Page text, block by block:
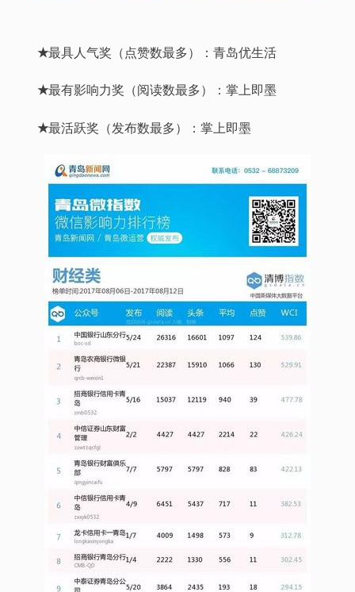
★最具人气奖（点赞数最多）：青岛优生活
★最有影响力奖（阅读数最多）：掌上即墨
★最活跃奖（发布数最多）：掌上即墨